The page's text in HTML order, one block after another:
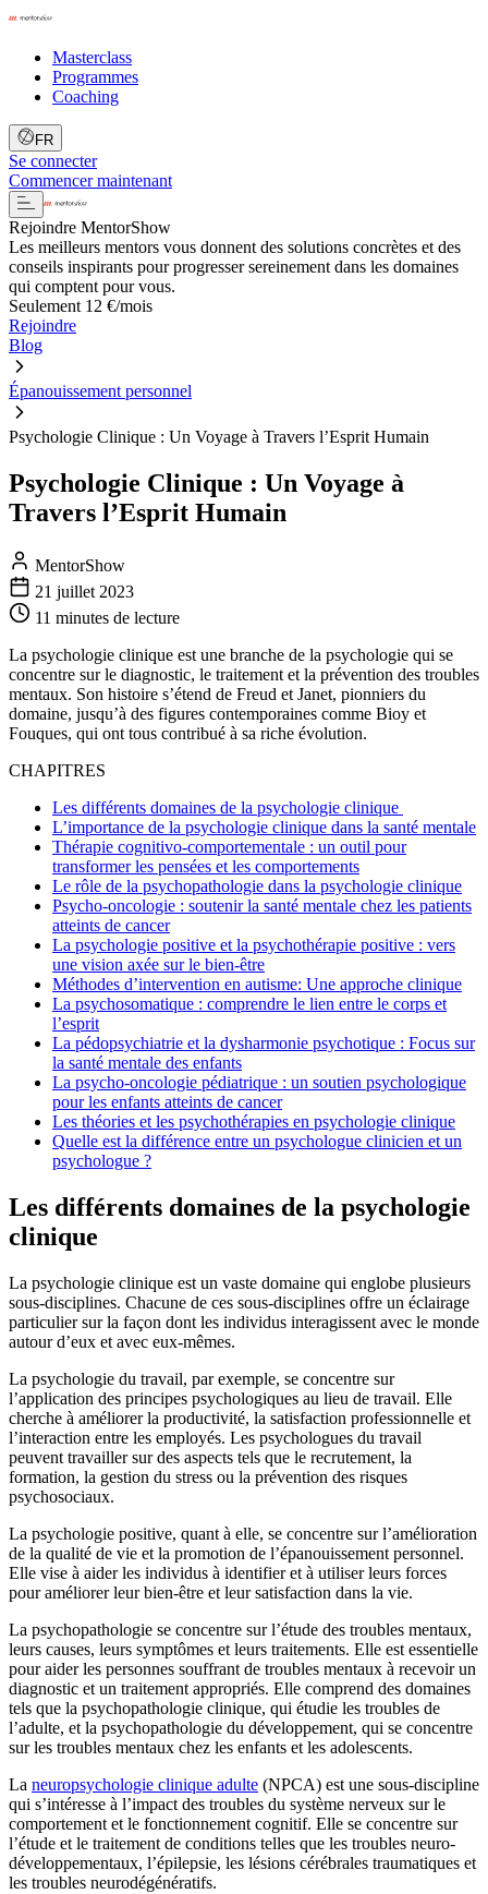
Masterclass
Programmes
Coaching
FR
Se connecter
Commencer maintenant
Rejoindre MentorShow
Les meilleurs mentors vous donnent des solutions concrètes et des
conseils inspirants pour progresser sereinement dans les domaines
qui comptent pour vous.
Seulement 12 €/mois
Rejoindre
Blog
Épanouissement personnel
Psychologie Clinique : Un Voyage à Travers l’Esprit Humain
Psychologie Clinique : Un Voyage à
Travers l’Esprit Humain
MentorShow
21 juillet 2023
11 minutes de lecture
La psychologie clinique est une branche de la psychologie qui se
concentre sur le diagnostic, le traitement et la prévention des troubles
mentaux. Son histoire s’étend de Freud et Janet, pionniers du
domaine, jusqu’à des figures contemporaines comme Bioy et
Fouques, qui ont tous contribué à sa riche évolution.
CHAPITRES
Les différents domaines de la psychologie clinique
L’importance de la psychologie clinique dans la santé mentale
Thérapie cognitivo-comportementale : un outil pour
transformer les pensées et les comportements
Le rôle de la psychopathologie dans la psychologie clinique
Psycho-oncologie : soutenir la santé mentale chez les patients
atteints de cancer
La psychologie positive et la psychothérapie positive : vers
une vision axée sur le bien-être
Méthodes d’intervention en autisme: Une approche clinique
La psychosomatique : comprendre le lien entre le corps et
l’esprit
La pédopsychiatrie et la dysharmonie psychotique : Focus sur
la santé mentale des enfants
La psycho-oncologie pédiatrique : un soutien psychologique
pour les enfants atteints de cancer
Les théories et les psychothérapies en psychologie clinique
Quelle est la différence entre un psychologue clinicien et un
psychologue ?
Les différents domaines de la psychologie
clinique
La psychologie clinique est un vaste domaine qui englobe plusieurs
sous-disciplines. Chacune de ces sous-disciplines offre un éclairage
particulier sur la façon dont les individus interagissent avec le monde
autour d’eux et avec eux-mêmes.
La psychologie du travail, par exemple, se concentre sur
l’application des principes psychologiques au lieu de travail. Elle
cherche à améliorer la productivité, la satisfaction professionnelle et
l’interaction entre les employés. Les psychologues du travail
peuvent travailler sur des aspects tels que le recrutement, la
formation, la gestion du stress ou la prévention des risques
psychosociaux.
La psychologie positive, quant à elle, se concentre sur l’amélioration
de la qualité de vie et la promotion de l’épanouissement personnel.
Elle vise à aider les individus à identifier et à utiliser leurs forces
pour améliorer leur bien-être et leur satisfaction dans la vie.
La psychopathologie se concentre sur l’étude des troubles mentaux,
leurs causes, leurs symptômes et leurs traitements. Elle est essentielle
pour aider les personnes souffrant de troubles mentaux à recevoir un
diagnostic et un traitement appropriés. Elle comprend des domaines
tels que la psychopathologie clinique, qui étudie les troubles de
l’adulte, et la psychopathologie du développement, qui se concentre
sur les troubles mentaux chez les enfants et les adolescents.
La neuropsychologie clinique adulte (NPCA) est une sous-discipline
qui s’intéresse à l’impact des troubles du système nerveux sur le
comportement et le fonctionnement cognitif. Elle se concentre sur
l’étude et le traitement de conditions telles que les troubles neuro-
développementaux, l’épilepsie, les lésions cérébrales traumatiques et
les troubles neurodégénératifs.